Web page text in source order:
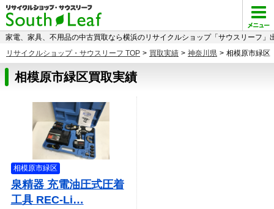
家電、家具、不用品の中古買取なら横浜のリサイクルショップ「サウスリーフ」
リサイクルショップ・サウスリーフ TOP > 買取実績 > 神奈川県 > 相模原市緑区
相模原市緑区買取実績
相模原市緑区
泉精器 充電油圧式圧着
工具 REC-Li…